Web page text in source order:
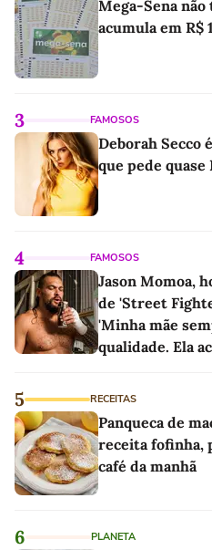
Mega-Sena
acumula em R$
3 FAMOSOS
Deborah Secco
que pede quase
4 FAMOSOS
Jason Momoa,
de 'Street
'Minha mãe
qualidade. Ela
5 RECEITAS
Panqueca de
receita fofinha,
café da manhã
6 PLANETA